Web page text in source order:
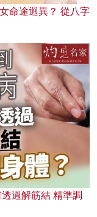
命途迥異？ 從八字
過解筋結 精準調